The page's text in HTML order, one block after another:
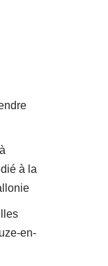
à la
en-